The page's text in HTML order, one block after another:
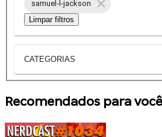
samuel-l-jackson
Limpar filtros
CATEGORIAS
Recomendados para você